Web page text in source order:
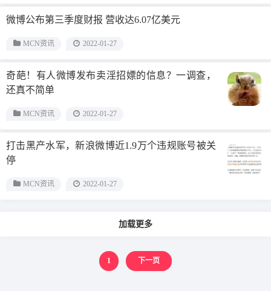
微博公布第三季度财报 营收达6.07亿美元
MCN资讯 2022-01-27
奇葩！有人微博发布卖淫招嫖的信息？一调查，
还真不简单
MCN资讯 2022-01-27
打击黑产水军，新浪微博近1.9万个违规账号被关
停
MCN资讯 2022-01-27
加载更多
1 下一页